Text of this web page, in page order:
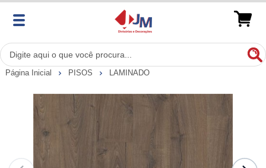
Página Inicial PISOS LAMINADO